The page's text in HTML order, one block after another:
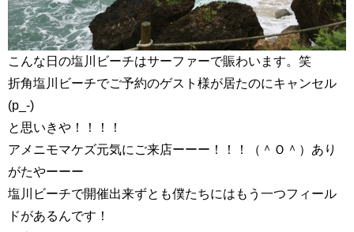
こんな日の塩川ビーチはサーファーで賑わいます。笑
折角塩川ビーチでご予約のゲスト様が居たのにキャンセル
(p_-)
と思いきや！！！！
アメニモマケズ元気にご来店ーーー！！！（＾Ｏ＾）あり
がたやーーー
塩川ビーチで開催出来ずとも僕たちにはもう一つフィール
ドがあるんです！